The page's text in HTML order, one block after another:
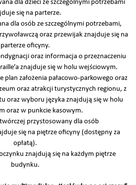
dla dzieci ze szczególnymi potrzebami
się na parterze.
dla osób ze szczególnymi potrzebami,
oraz przewijak znajduje się na
parterze oficyny.
oraz informacja o przeznaczeniu
znajduje się w holu wejściowym.
założenia pałacowo-parkowego oraz
oraz atrakcji turystycznych regionu, z
oraz wyboru języka znajdują się w holu
oraz w punkcie kasowym.
przystosowany dla osób
się na piętrze oficyny (dostępny za
opłatą).
znajdują się na każdym piętrze
budynku.